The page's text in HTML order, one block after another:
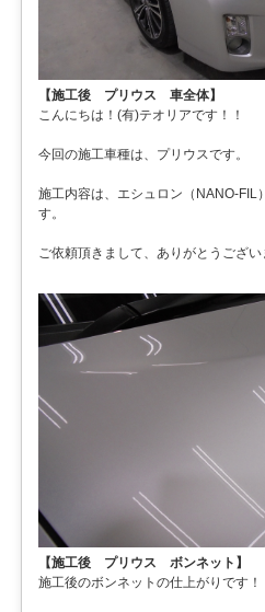
【施工後 プリウス 車全体】
こんにちは！(有)テオリアです！！
今回の施工車種は、プリウスです。
施工内容は、エシュロン（NANO-FIL
す。
ご依頼頂きまして、ありがとうござい
【施工後 プリウス ボンネット】
施工後のボンネットの仕上がりです！